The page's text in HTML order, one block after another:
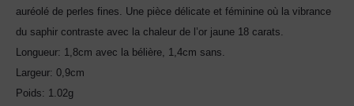
auréolé de perles fines. Une pièce délicate et féminine où la vibrance
du saphir contraste avec la chaleur de l’or jaune 18 carats.
Longueur: 1,8cm avec la bélière, 1,4cm sans.
Largeur: 0,9cm
Poids: 1.02g